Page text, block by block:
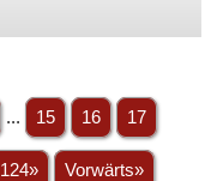
... 15 16 17
124» Vorwärts»